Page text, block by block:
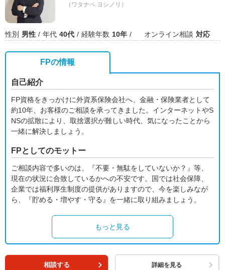
（ワタナベ ヨシノリ）
性別 男性 年代 40代 経験年数 10年 オンライン相談 対応
FPの情報
自己紹介
FP資格をきっかけに外資系保険会社へ、金融・保険業者として
約10年、お客様のご相談を承ってきました。インターネットやS
NSの拡散により、取捨選択が難しい時代、気になったことから
一緒に解決しましょう。
FPとしてのモットー
ご相談内容で多いのは、『不要・無駄をしていないか？』等、
現在の状況に合致しているかへの不安です。国では社会保障、
企業では福利厚生制度の提供がありますので、今を楽しみなが
ら、『貯める・増やす・守る』を一緒に取り組みましょう。
もっと見る
相談する 詳細を見る